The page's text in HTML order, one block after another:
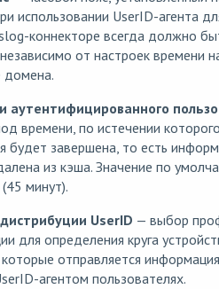
использовании UserID-агента
коннекторе всегда должно
от настроек времени
домена.
аутентифицированного
времени, по истечении
будет завершена, то есть
из кэша. Значение по
минут).
UserID — выбор
для определения круга
отправляется
агентом пользователях.